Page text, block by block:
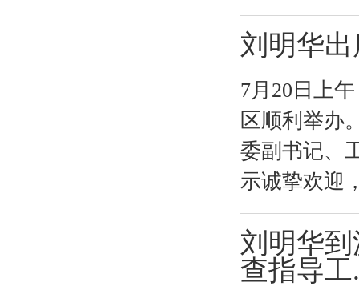
刘明华
7月20日上
区顺利举办
委副书记、
示诚挚欢迎
刘明华
查指导工